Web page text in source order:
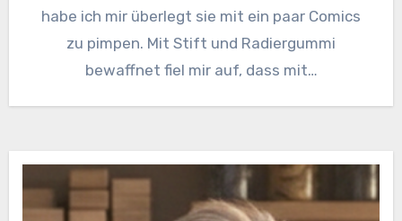
habe ich mir überlegt sie mit ein paar Comics
zu pimpen. Mit Stift und Radiergummi
bewaffnet fiel mir auf, dass mit…